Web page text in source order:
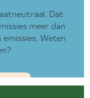
Dat
meer dan
Weten